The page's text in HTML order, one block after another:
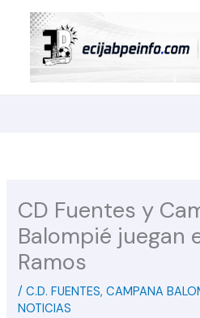
contenido
CD Fuentes y
Balompié juegan
Ramos
/C.D. FUENTES,CAMPANA
NOTICIAS